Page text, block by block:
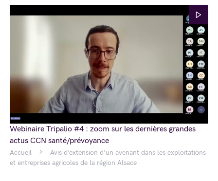
Accueil
Avis d’extension d’un avenant dans les exploitations
et entreprises agricoles de la région Alsace
Webinaire Tripalio #4 : zoom sur les dernières grandes
actus CCN santé/prévoyance